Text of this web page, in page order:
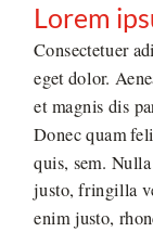
Lorem
Consectetuer
eget dolor.
et magnis dis
Donec quam
quis, sem.
justo, fringilla
enim justo,